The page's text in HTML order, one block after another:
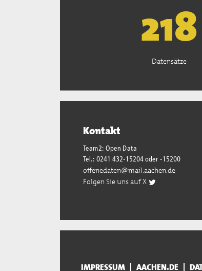
221
Datensätze
Kontakt
Team2: Open Data
Tel.: 0241 432-15204 oder -15200
offenedaten@mail.aachen.de
Folgen Sie uns auf X
IMPRESSUM AACHEN.DE